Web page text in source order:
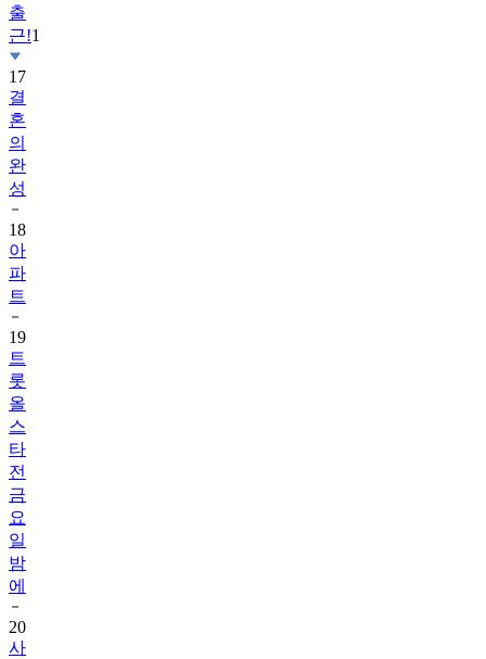
출
근!1
17
결
혼
의
완
성
18
아
파
트
19
트
롯
올
스
타
전
금
요
일
밤
에
20
사